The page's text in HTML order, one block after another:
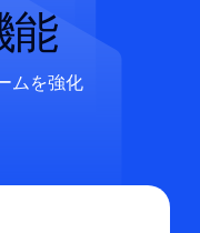
能
ムを強化